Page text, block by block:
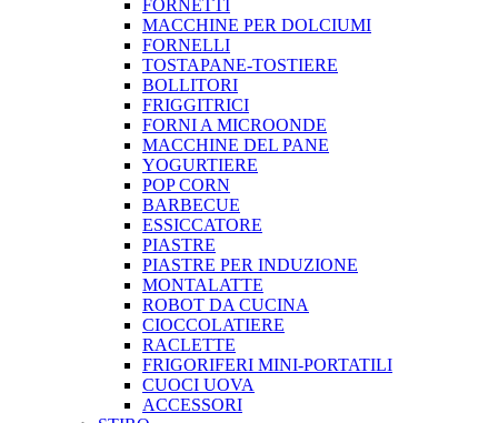
FORNETTI
MACCHINE PER DOLCIUMI
FORNELLI
TOSTAPANE-TOSTIERE
BOLLITORI
FRIGGITRICI
FORNI A MICROONDE
MACCHINE DEL PANE
YOGURTIERE
POP CORN
BARBECUE
ESSICCATORE
PIASTRE
PIASTRE PER INDUZIONE
MONTALATTE
ROBOT DA CUCINA
CIOCCOLATIERE
RACLETTE
FRIGORIFERI MINI-PORTATILI
CUOCI UOVA
ACCESSORI